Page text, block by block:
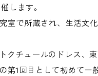
します。
室で所蔵され、生活文
クチュールのドレス、
第1回目として初めて一